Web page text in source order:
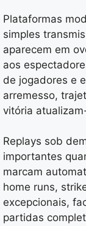
Plataformas
simples
aparecem em
aos
de jogadores e
arremesso,
vitória
Replays sob
importantes
marcam
home runs,
excepcionais,
partidas